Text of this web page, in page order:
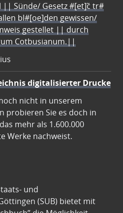
|| Sünde/ Gesetz #[et]c̃ tr#
bl#[oe]den gewissen/
gestellet || durch
Cotbusianum.||
digitalisierter Drucke
nicht in unserem
probieren Sie es doch in
mehr als 1.600.000
Werke nachweist.
und
(SUB) bietet mit